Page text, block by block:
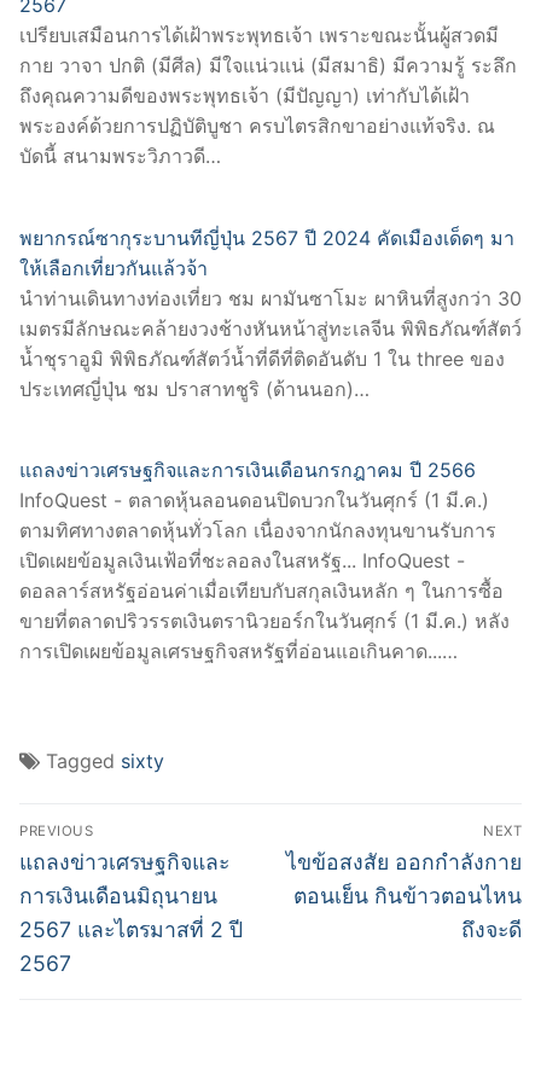
2567
เปรียบเสมือนการได้เฝ้าพระพุทธเจ้า เพราะขณะนั้นผู้สวดมี
กาย วาจา ปกติ (มีศีล) มีใจแน่วแน่ (มีสมาธิ) มีความรู้ ระลึก
ถึงคุณความดีของพระพุทธเจ้า (มีปัญญา) เท่ากับได้เฝ้า
พระองค์ด้วยการปฏิบัติบูชา ครบไตรสิกขาอย่างแท้จริง. ณ
บัดนี้ สนามพระวิภาวดี…
พยากรณ์ซากุระบานทีญี่ปุ่น 2567 ปี 2024 คัดเมืองเด็ดๆ มา
ให้เลือกเที่ยวกันแล้วจ้า
นำท่านเดินทางท่องเที่ยว ชม ผามันซาโมะ ผาหินที่สูงกว่า 30
เมตรมีลักษณะคล้ายงวงช้างหันหน้าสู่ทะเลจีน พิพิธภัณฑ์สัตว์
น้ำชุราอูมิ พิพิธภัณฑ์สัตว์น้ำที่ดีที่ติดอันดับ 1 ใน three ของ
ประเทศญี่ปุ่น ชม ปราสาทชูริ (ด้านนอก)…
แถลงข่าวเศรษฐกิจและการเงินเดือนกรกฎาคม ปี 2566
InfoQuest - ตลาดหุ้นลอนดอนปิดบวกในวันศุกร์ (1 มี.ค.)
ตามทิศทางตลาดหุ้นทั่วโลก เนื่องจากนักลงทุนขานรับการ
เปิดเผยข้อมูลเงินเฟ้อที่ชะลอลงในสหรัฐ... InfoQuest -
ดอลลาร์สหรัฐอ่อนค่าเมื่อเทียบกับสกุลเงินหลัก ๆ ในการซื้อ
ขายที่ตลาดปริวรรตเงินตรานิวยอร์กในวันศุกร์ (1 มี.ค.) หลัง
การเปิดเผยข้อมูลเศรษฐกิจสหรัฐที่อ่อนแอเกินคาด...…
Tagged sixty
Post
navigation
PREVIOUS
Previous
post:
แถลงข่าวเศรษฐกิจและ
การเงินเดือนมิถุนายน
2567 และไตรมาสที่ 2 ปี
2567
NEXT
Next
post:
ไขข้อสงสัย ออกกําลังกาย
ตอนเย็น กินข้าวตอนไหน
ถึงจะดี